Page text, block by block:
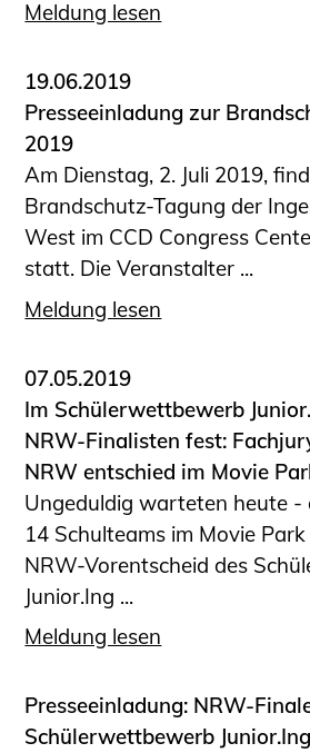
Informationen für
Fortbildung/Seminare
Informationen für
und Ingenieure
Recht
Planungswettbewerbe
Publikationen
Stellenbörse
Staatlich anerkannte
Sachverständige
Prüfsachverständige
Qualifizierte
Bauvorlageberechtigte
Sachkundige für Zustands-
Funktionsprüfung privater
Abwasserleitungen
Vereinbarungen mit
Ingenieurkammern
Zusatzqualifikationen
Geschützter Bereich
Meldung lesen
19.06.2019
Presseeinladung zur
2019
Am Dienstag, 2. Juli 2019,
Brandschutz-Tagung der
West im CCD Congress
statt. Die Veranstalter ...
Meldung lesen
07.05.2019
Im Schülerwettbewerb
NRW-Finalisten fest:
NRW entschied im Movie
Ungeduldig warteten heute -
14 Schulteams im Movie
NRW-Vorentscheid des
Junior.Ing ...
Meldung lesen
Presseeinladung: NRW-
Schülerwettbewerb